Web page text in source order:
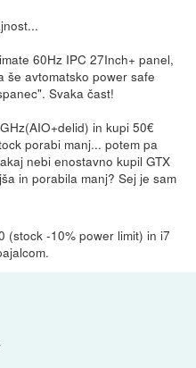
60Hz IPC 27Inch+ panel,
še avtomatsko power safe
Svaka čast!
in kupi 50€
porabi manj... potem pa
nebi enostavno kupil GTX
in porabila manj? Sej je sam
(stock -10% power limit) in i7